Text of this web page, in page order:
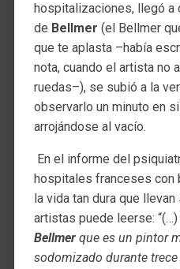
hospitalizaciones, llegó a
de Bellmer (el Bellmer
que te aplasta –había
nota, cuando el artista no
ruedas–), se subió a la
observarlo un minuto en
arrojándose al vacío.
En el informe del
hospitales franceses con
la vida tan dura que
artistas puede leerse: “(…)
Bellmerque es un pintor
sodomizado durante